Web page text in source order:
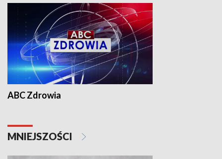
ABC Zdrowia
MNIEJSZOŚCI